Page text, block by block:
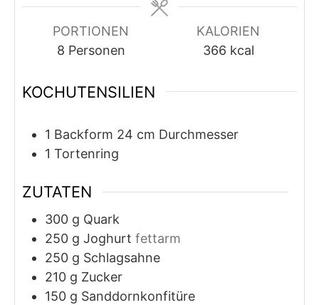
PORTIONEN
8 Personen
KALORIEN
366 kcal
KOCHUTENSILIEN
1 Backform 24 cm Durchmesser
1 Tortenring
ZUTATEN
300 g Quark
250 g Joghurt fettarm
250 g Schlagsahne
210 g Zucker
150 g Sanddornkonfitüre